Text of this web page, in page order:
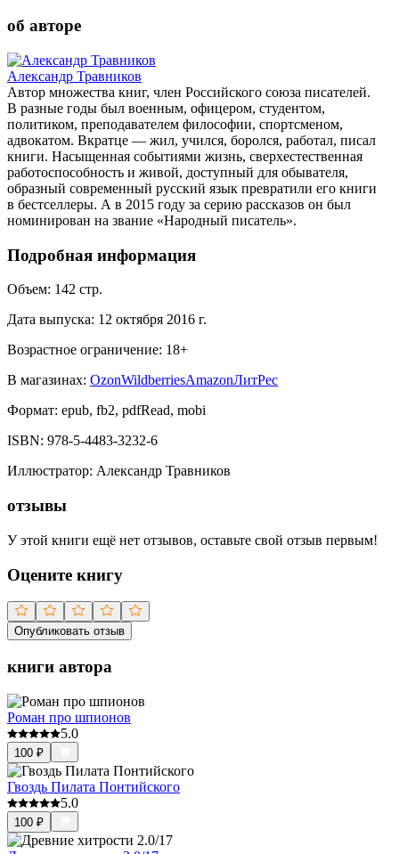
об авторе
Александр Травников
Автор множества книг, член Российского союза писателей.
В разные годы был военным, офицером, студентом,
политиком, преподавателем философии, спортсменом,
адвокатом. Вкратце — жил, учился, боролся, работал, писал
книги. Насыщенная событиями жизнь, сверхестественная
работоспособность и живой, доступный для обывателя,
образный современный русский язык превратили его книги
в бестселлеры. А в 2015 году за серию рассказов он был
номинирован на звание «Народный писатель».
Подробная информация
Объем: 142 стр.
Дата выпуска: 12 октября 2016 г.
Возрастное ограничение: 18+
В магазинах: OzonWildberriesAmazonЛитРес
Формат: epub, fb2, pdfRead, mobi
ISBN: 978-5-4483-3232-6
Иллюстратор: Александр Травников
отзывы
У этой книги ещё нет отзывов, оставьте свой отзыв первым!
Оцените книгу
Опубликовать отзыв
книги автора
Роман про шпионов
5.0
100 ₽
Гвоздь Пилата Понтийского
5.0
100 ₽